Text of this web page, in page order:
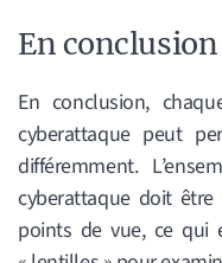
En conclusion
En conclusion,
cyberattaque peut
différemment.
cyberattaque doit
points de vue, ce qui